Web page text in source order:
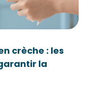
crèche : les
la